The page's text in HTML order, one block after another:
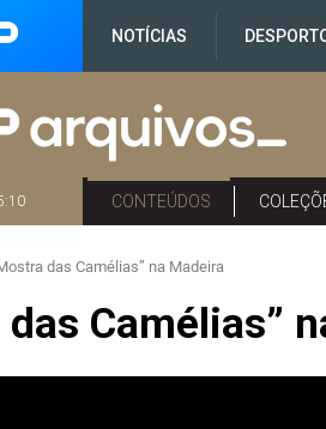
NOTÍCIAS
CONTEÚDOS
das Camélias” na Madeira
das Camélias”